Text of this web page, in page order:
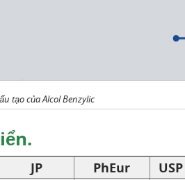
tạo của ​Alcol Benzylic
JP PhEur
USP